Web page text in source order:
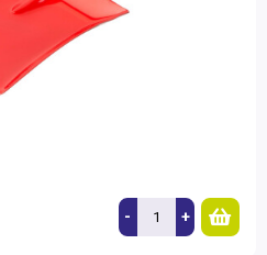
- +